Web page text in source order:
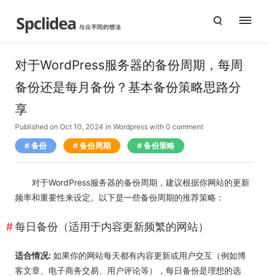
对于WordPress服务器的备份周期，每周
备份还是每月备份？基本备份策略思路分
享
Published on Oct 10, 2024 in Wordpress with 0 comment
备份 备份周期 备份策略
对于WordPress服务器的备份周期，建议根据你网站的更新
频率和重要性来设定。以下是一些备份周期的推荐策略：
每日备份（适用于内容更新频繁的网站）
适合情况: 如果你的网站每天都有内容更新或用户交互（例如博
客文章、电子商务交易、用户评论等），每日备份是理想的选